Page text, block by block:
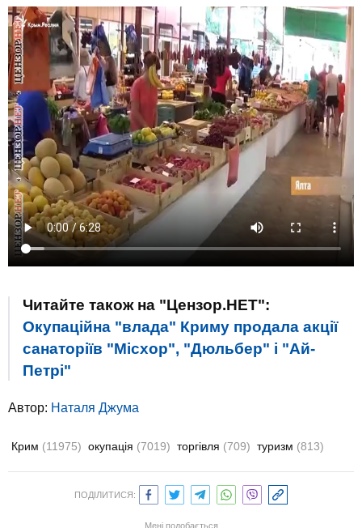
Читайте також на "Цензор.НЕТ":
Окупаційна "влада" Криму продала акції
санаторіїв "Місхор", "Дюльбер" і "Ай-
Петрі"
Автор: Наталя Джума
Крим (11975) окупація (7019) торгівля (709) туризм (813)
ПОДІЛИТИСЯ:
Мені подобається